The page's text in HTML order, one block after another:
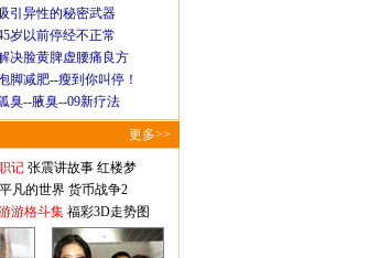
引异性的秘密武器
岁以前停经不正常
决脸黄脾虚腰痛良方
脚减肥--瘦到你叫停！
臭--腋臭--09新疗法
更多>>
记 张震讲故事 红楼梦
平凡的世界 货币战争2
游格斗集 福彩3D走势图